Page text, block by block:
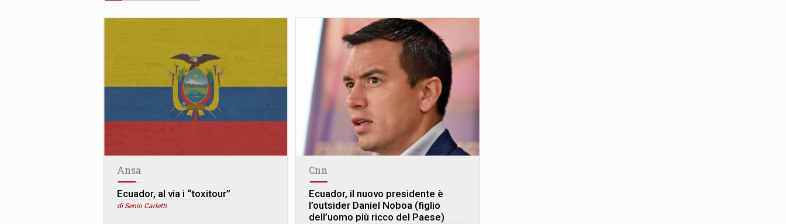
Ansa
Ecuador, al via i “toxitour”
di Senio Carletti
Cnn
Ecuador, il nuovo presidente è
l’outsider Daniel Noboa (figlio
dell’uomo più ricco del Paese)